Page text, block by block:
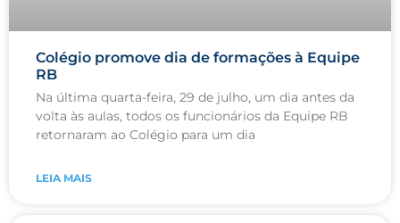
Colégio promove dia de formações à Equipe
RB
Na última quarta-feira, 29 de julho, um dia antes da
volta às aulas, todos os funcionários da Equipe RB
retornaram ao Colégio para um dia
LEIA MAIS